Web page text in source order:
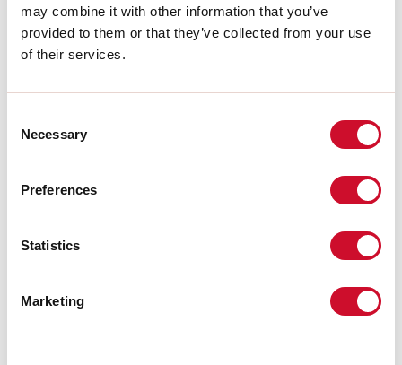
may combine it with other information that you’ve
provided to them or that they’ve collected from your use
of their services.
Selection
Necessary
Preferences
Statistics
Marketing
Fuente de energía:
25W
Temperatura de color:
3000K
ICR:
>80
Vida útil LED:
50000h L80 B20
PRECIOS